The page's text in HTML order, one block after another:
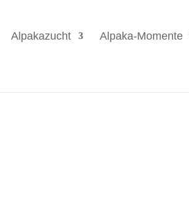
Alpakazucht Alpaka-Momente